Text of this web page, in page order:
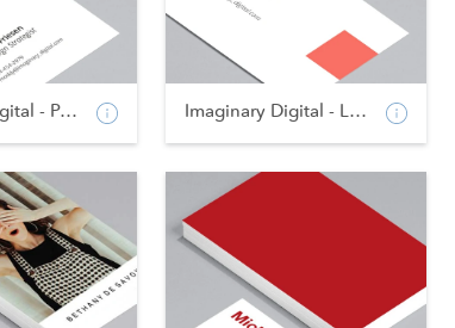
Imaginary Digital - Po... Imaginary Digital - La...